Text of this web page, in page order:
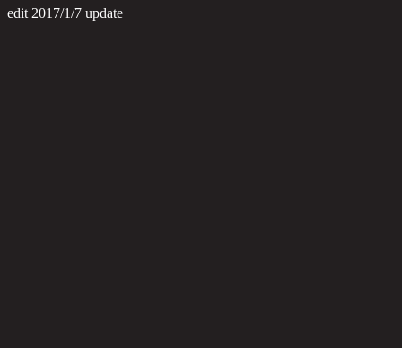
edit 2017/1/7 update